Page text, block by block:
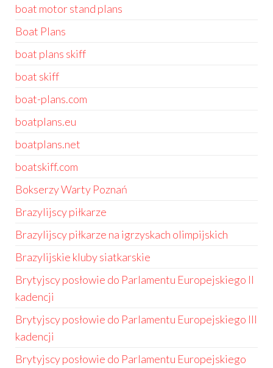
boat motor stand plans
Boat Plans
boat plans skiff
boat skiff
boat-plans.com
boatplans.eu
boatplans.net
boatskiff.com
Bokserzy Warty Poznań
Brazylijscy piłkarze
Brazylijscy piłkarze na igrzyskach olimpijskich
Brazylijskie kluby siatkarskie
Brytyjscy posłowie do Parlamentu Europejskiego II
kadencji
Brytyjscy posłowie do Parlamentu Europejskiego III
kadencji
Brytyjscy posłowie do Parlamentu Europejskiego